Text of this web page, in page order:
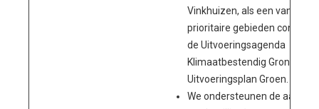
Vinkhuizen, als een van de
prioritaire gebieden conform
de Uitvoeringsagenda
Klimaatbestendig Groningen
Uitvoeringsplan Groen.
We ondersteunen de aanleg